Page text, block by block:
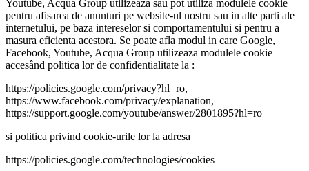
Youtube, Acqua Group utilizeaza sau pot utiliza modulele cookie
pentru afisarea de anunturi pe website-ul nostru sau in alte parti ale
internetului, pe baza intereselor si comportamentului si pentru a
masura eficienta acestora. Se poate afla modul in care Google,
Facebook, Youtube, Acqua Group utilizeaza modulele cookie
accesând politica lor de confidentialitate la :
https://policies.google.com/privacy?hl=ro,
https://www.facebook.com/privacy/explanation,
https://support.google.com/youtube/answer/2801895?hl=ro
si politica privind cookie-urile lor la adresa
https://policies.google.com/technologies/cookies